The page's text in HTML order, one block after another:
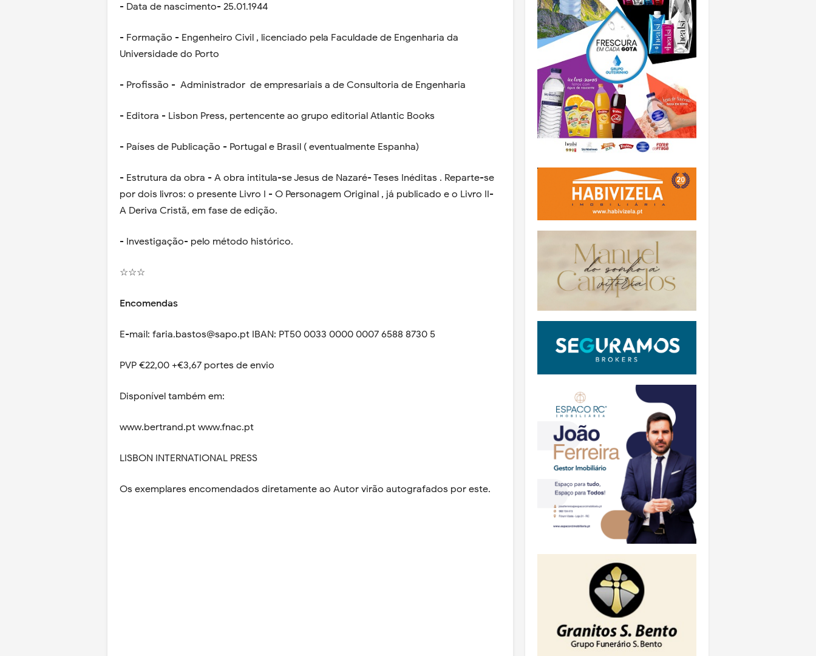
- Data de nascimento- 25.01.1944
- Formação - Engenheiro Civil , licenciado pela Faculdade de Engenharia da
Universidade do Porto
- Profissão - Administrador de empresariais a de Consultoria de Engenharia
- Editora - Lisbon Press, pertencente ao grupo editorial Atlantic Books
- Países de Publicação - Portugal e Brasil ( eventualmente Espanha)
- Estrutura da obra - A obra intitula-se Jesus de Nazaré- Teses Inéditas . Reparte-se
por dois livros: o presente Livro I - O Personagem Original , já publicado e o Livro II-
A Deriva Cristã, em fase de edição.
- Investigação- pelo método histórico.
☆☆☆
Encomendas
E-mail: faria.bastos@sapo.pt IBAN: PT50 0033 0000 0007 6588 8730 5
PVP €22,00 +€3,67 portes de envio
Disponível também em:
www.bertrand.pt www.fnac.pt
LISBON INTERNATIONAL PRESS
Os exemplares encomendados diretamente ao Autor virão autografados por este.